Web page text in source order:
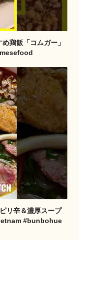
鶏飯「コムガー」
リ辛＆濃厚スープ
#bunbohue